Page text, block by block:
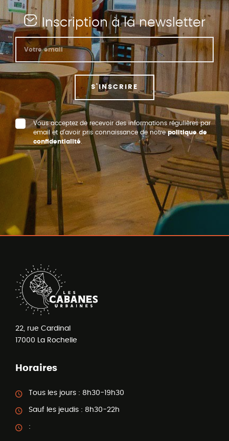
Inscription à la newsletter
S'INSCRIRE
Vous acceptez de recevoir des informations régulières par
email et d’avoir pris connaissance de notrepolitique de
confidentialité
22, rue Cardinal
17000
La Rochelle
Horaires
Tous les jours : 8h30-19h30
Sauf les jeudis : 8h30-22h
: